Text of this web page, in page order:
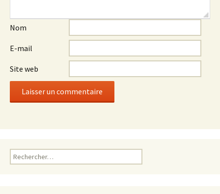
Nom
E-mail
Site web
Rechercher :